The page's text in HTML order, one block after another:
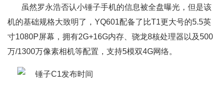
虽然罗永浩否认小锤子手机的信息被全盘曝光，但是该
机的基础规格大致明了，YQ601配备了比T1更大号的5.5英
寸1080P屏幕，拥有2G+16G内存、骁龙8核处理器以及500
万/1300万像素相机等配置，支持5模双4G网络。